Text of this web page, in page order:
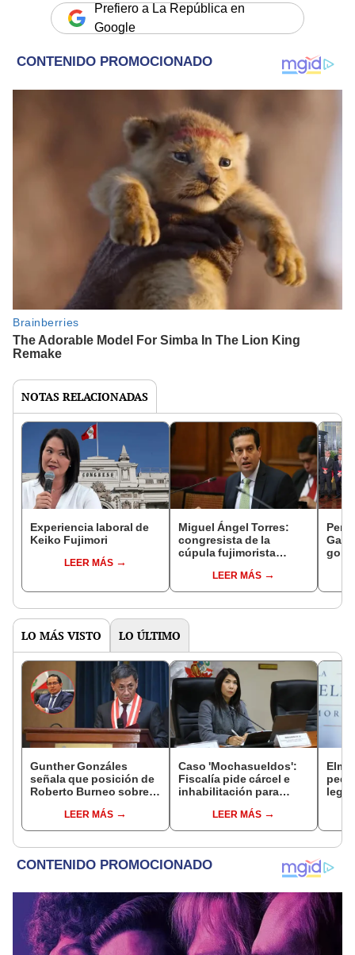
Prefiero a La República en
Google
NOTAS RELACIONADAS
Experiencia laboral de
Keiko Fujimori
LEER MÁS
Miguel Ángel Torres:
congresista de la
cúpula fujimorista
del SenadoLEER MÁS
LO MÁS VISTO LO ÚLTIMO
Gunther Gonzáles
señala que posición de
Roberto Burneo sobre
Aliaga no representan al
JNE
LEER MÁS
Caso 'Mochasueldos':
Fiscalía pide cárcel e
inhabilitación para
fujimorista María
Cordero Jon Tay
LEER MÁS